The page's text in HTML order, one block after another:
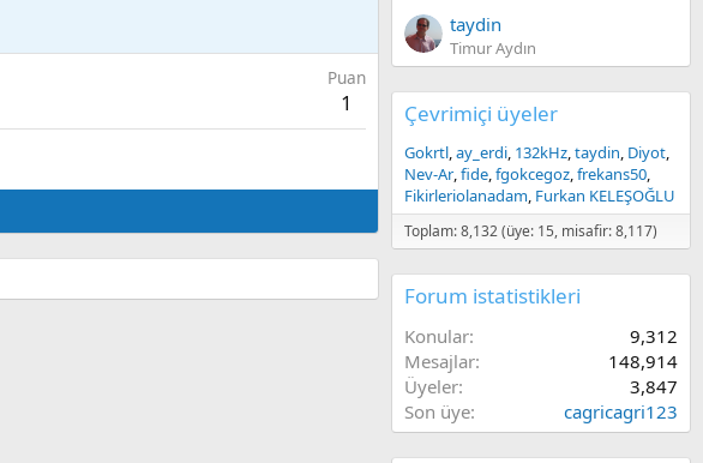
Puan
1
taydin
Timur Aydın
Çevrimiçi üyeler
Gokrtl ay_erdi 132kHz taydin Diyot
Nev-Ar fide fgokcegoz frekans50
Fikirleriolanadam Furkan KELEŞOĞLU
Toplam: 8,132 (üye: 15, misafir: 8,117)
Forum istatistikleri
Konular
9,312
Mesajlar
148,914
Üyeler
3,847
Son üye
cagricagri123